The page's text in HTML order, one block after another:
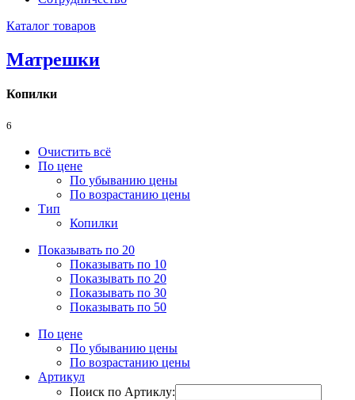
Каталог товаров
Матрешки
Копилки
6
Очистить всё
По цене
По убыванию цены
По возрастанию цены
Тип
Копилки
Показывать по 20
Показывать по 10
Показывать по 20
Показывать по 30
Показывать по 50
По цене
По убыванию цены
По возрастанию цены
Артикул
Поиск по Артиклу: